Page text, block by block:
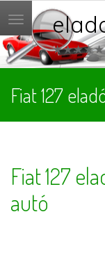
Menü
★★★★★
Fiat 127
Fiat 127
autó